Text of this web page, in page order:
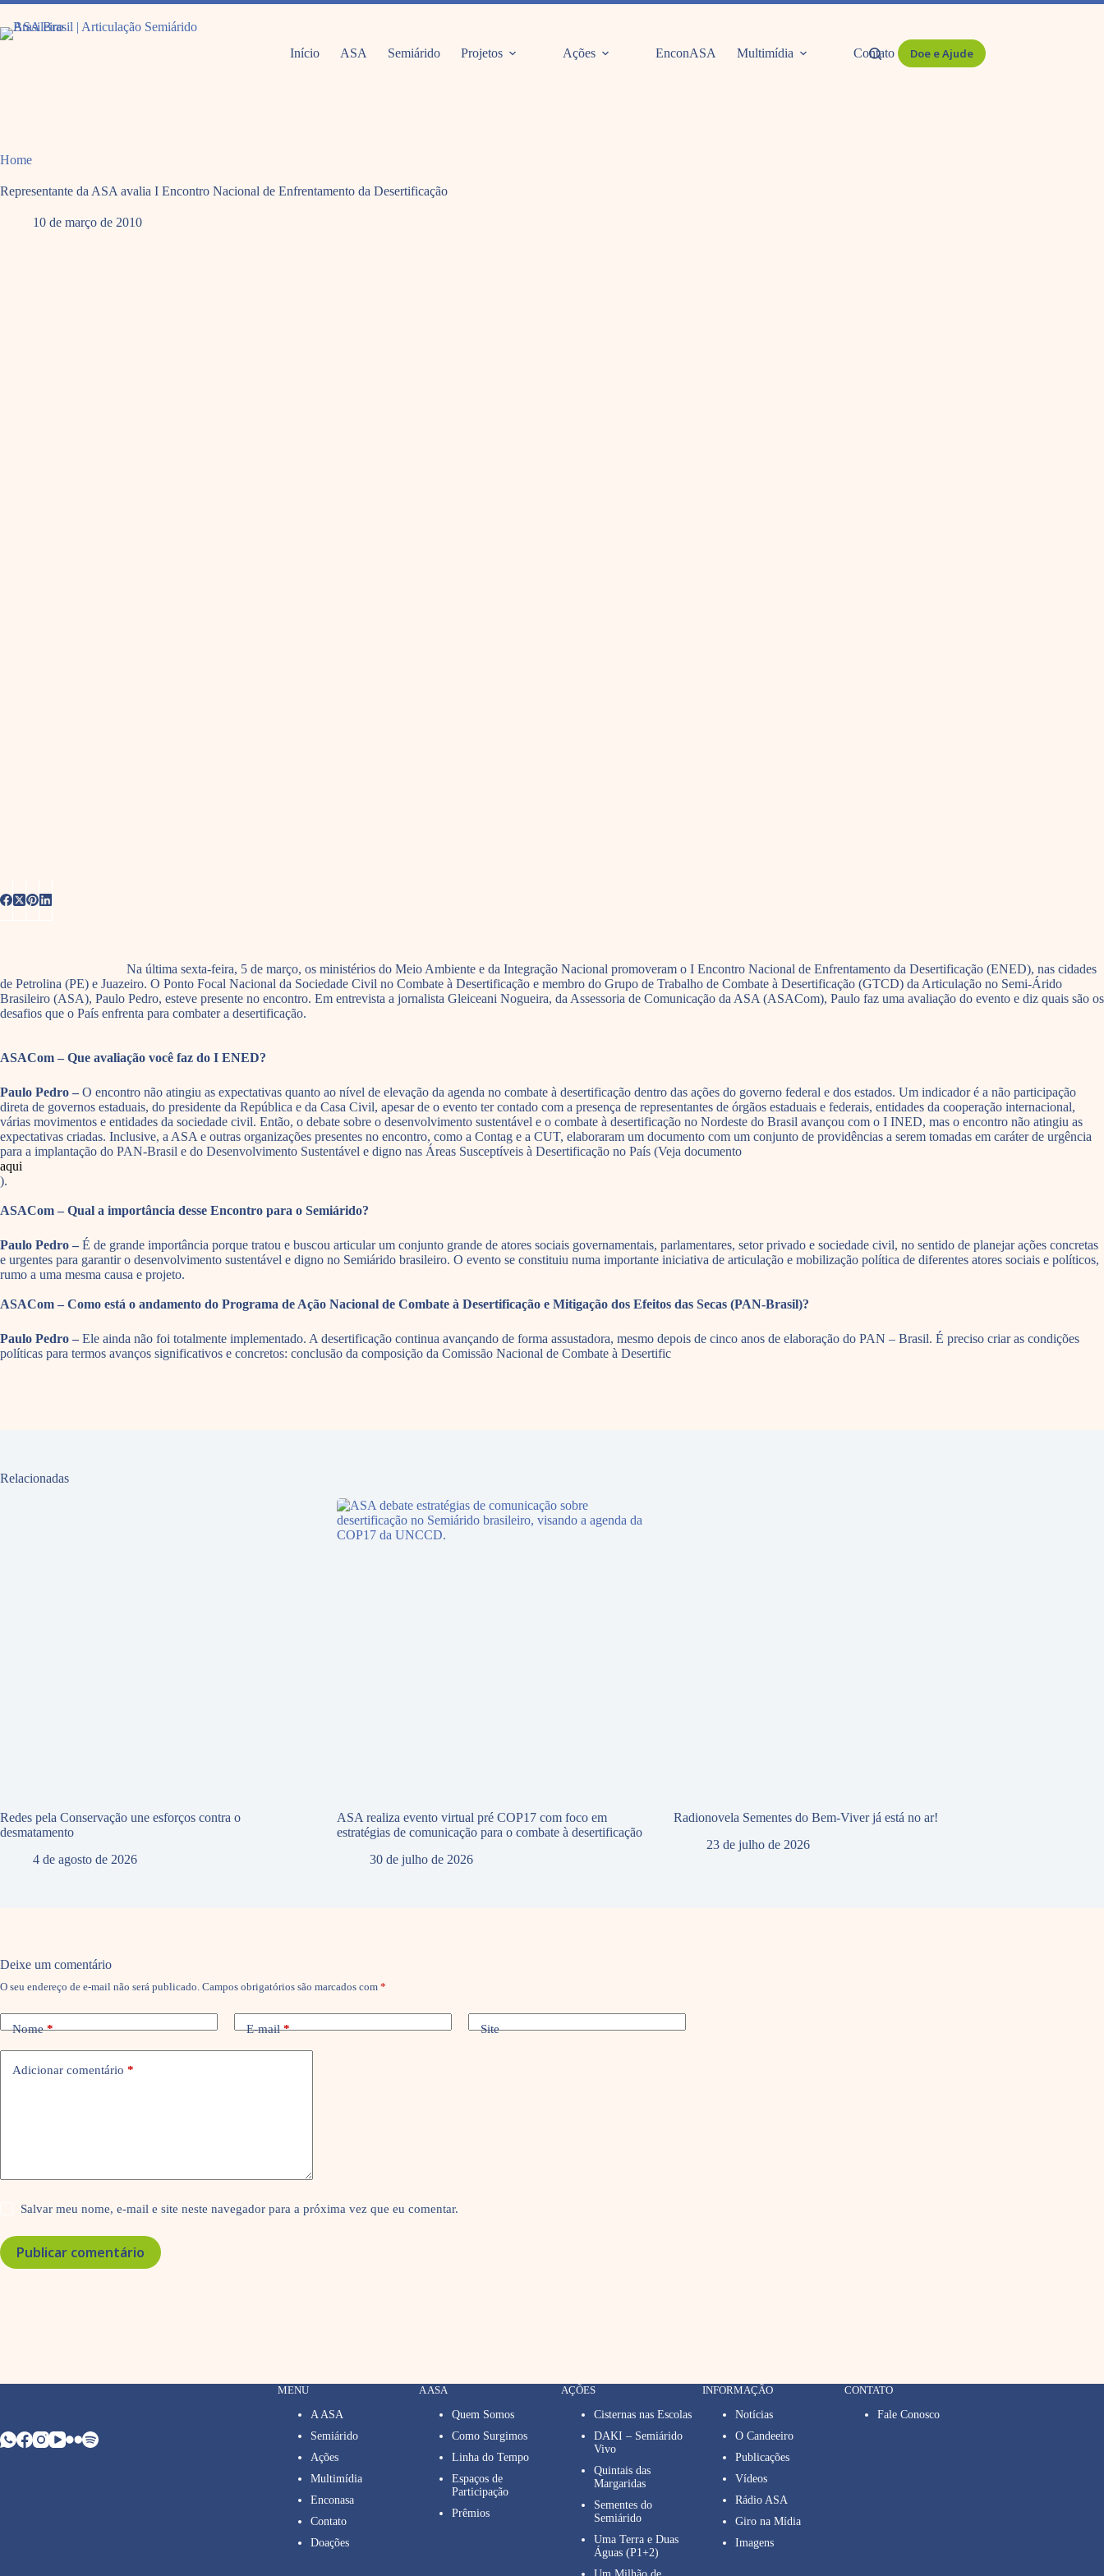
Pular
para
o
Início ASA Semiárido Projetos Ações EnconASA Multimídia Contato Doe e Ajude
Home
Representante da ASA avalia I Encontro Nacional de Enfrentamento da Desertificação
10 de março de 2010
Na última sexta-feira, 5 de março, os ministérios do Meio Ambiente e da Integração Nacional promoveram o I Encontro Nacional de Enfrentamento da Desertificação (ENED), nas cidades
de Petrolina (PE) e Juazeiro. O Ponto Focal Nacional da Sociedade Civil no Combate à Desertificação e membro do Grupo de Trabalho de Combate à Desertificação (GTCD) da Articulação no Semi-Árido
Brasileiro (ASA), Paulo Pedro, esteve presente no encontro. Em entrevista a jornalista Gleiceani Nogueira, da Assessoria de Comunicação da ASA (ASACom), Paulo faz uma avaliação do evento e diz quais são os
desafios que o País enfrenta para combater a desertificação.
ASACom – Que avaliação você faz do I ENED?
Paulo Pedro – O encontro não atingiu as expectativas quanto ao nível de elevação da agenda no combate à desertificação dentro das ações do governo federal e dos estados. Um indicador é a não participação
direta de governos estaduais, do presidente da República e da Casa Civil, apesar de o evento ter contado com a presença de representantes de órgãos estaduais e federais, entidades da cooperação internacional,
várias movimentos e entidades da sociedade civil. Então, o debate sobre o desenvolvimento sustentável e o combate à desertificação no Nordeste do Brasil avançou com o I INED, mas o encontro não atingiu as
expectativas criadas. Inclusive, a ASA e outras organizações presentes no encontro, como a Contag e a CUT, elaboraram um documento com um conjunto de providências a serem tomadas em caráter de urgência
para a implantação do PAN-Brasil e do Desenvolvimento Sustentável e digno nas Áreas Susceptíveis à Desertificação no País (Veja documento
aqui
).
ASACom – Qual a importância desse Encontro para o Semiárido?
Paulo Pedro – É de grande importância porque tratou e buscou articular um conjunto grande de atores sociais governamentais, parlamentares, setor privado e sociedade civil, no sentido de planejar ações concretas
e urgentes para garantir o desenvolvimento sustentável e digno no Semiárido brasileiro. O evento se constituiu numa importante iniciativa de articulação e mobilização política de diferentes atores sociais e políticos,
rumo a uma mesma causa e projeto.
ASACom – Como está o andamento do Programa de Ação Nacional de Combate à Desertificação e Mitigação dos Efeitos das Secas (PAN-Brasil)?
Paulo Pedro – Ele ainda não foi totalmente implementado. A desertificação continua avançando de forma assustadora, mesmo depois de cinco anos de elaboração do PAN – Brasil. É preciso criar as condições
políticas para termos avanços significativos e concretos: conclusão da composição da Comissão Nacional de Combate à Desertific
Relacionadas
Redes pela Conservação une esforços contra o
desmatamento
4 de agosto de 2026
ASA realiza evento virtual pré COP17 com foco em
estratégias de comunicação para o combate à desertificação
30 de julho de 2026
Radionovela Sementes do Bem-Viver já está no ar!
23 de julho de 2026
Deixe um comentário
O seu endereço de e-mail não será publicado. Campos obrigatórios são marcados com *
Nome* E-mail* Site
Adicionar comentário *
Salvar meu nome, e-mail e site neste navegador para a próxima vez que eu comentar.
Publicar comentário
MENU
A ASA
Semiárido
Ações
Multimídia
Enconasa
Contato
Doações
A ASA
Quem Somos
Como Surgimos
Linha do Tempo
Espaços de
Participação
Prêmios
AÇÕES
Cisternas nas Escolas
DAKI – Semiárido
Vivo
Quintais das
Margaridas
Sementes do
Semiárido
Uma Terra e Duas
Águas (P1+2)
INFORMAÇÃO
Notícias
O Candeeiro
Publicações
Vídeos
Rádio ASA
Giro na Mídia
Imagens
CONTATO
Fale Conosco